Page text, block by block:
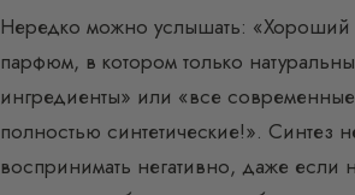
Нередко можно услышать:
парфюм, в котором только
ингредиенты» или «все
полностью синтетические!». Синтез
воспринимать негативно, даже если